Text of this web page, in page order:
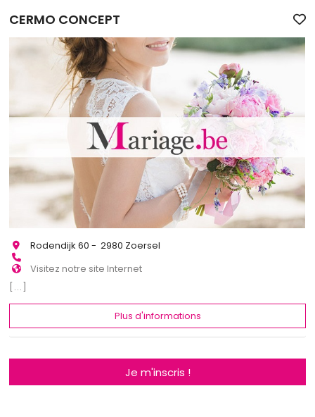
CERMO CONCEPT
Rodendijk 60 - 2980 Zoersel
Visitez notre site Internet
[...]
Plus d'informations
Je m'inscris !